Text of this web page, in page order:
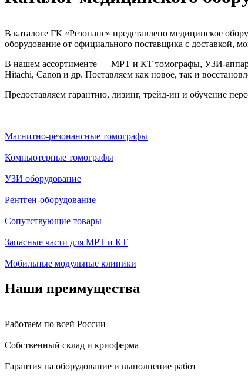
Каталог медицинского
В каталоге ГК «Резонанс» представлено медицинское
оборудование от официального поставщика с доставкой,
В нашем ассортименте — МРТ и КТ томографы,
Hitachi, Canon и др. Поставляем как новое, так и
Предоставляем гарантию, лизинг, трейд-ин и обучение
Магнитно-резонансные томографы
Компьютерные томографы
УЗИ оборудование
Рентген-оборудование
Сопутствующие товары
Запасные части для МРТ и КТ
Мобильные модульные клиники
Наши преимущества
Работаем по всей России
Собственный склад и криоферма
Гарантия на оборудование и выполнение работ